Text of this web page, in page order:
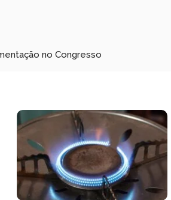
no Congresso